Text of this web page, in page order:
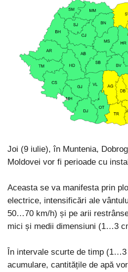
Joi (9 iulie), în Muntenia,
Moldovei vor fi perioade cu
Aceasta se va manifesta prin
electrice, intensificări ale
50…70 km/h) și pe arii
mici și medii dimensiuni (1…3
În intervale scurte de timp
acumulare, cantitățile de apă